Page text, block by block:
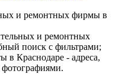
и ремонтных фирмы в
и ремонтных
поиск с фильтрами;
в Краснодаре - адреса,